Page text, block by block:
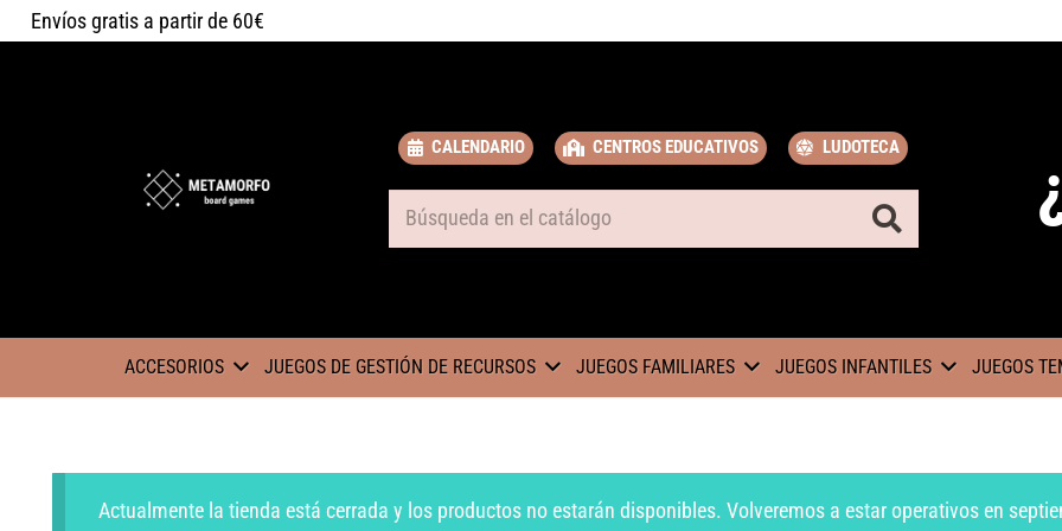
Envíos gratis a partir de 60€
CALENDARIO CENTROS EDUCATIVOS LUDOTECA
ACCESORIOS JUEGOS DE GESTIÓN DE RECURSOS JUEGOS FAMILIARES JUEGOS INFANTILES JUEGOS
Actualmente la tienda está cerrada y los productos no estarán disponibles. Volveremos a estar operativos en